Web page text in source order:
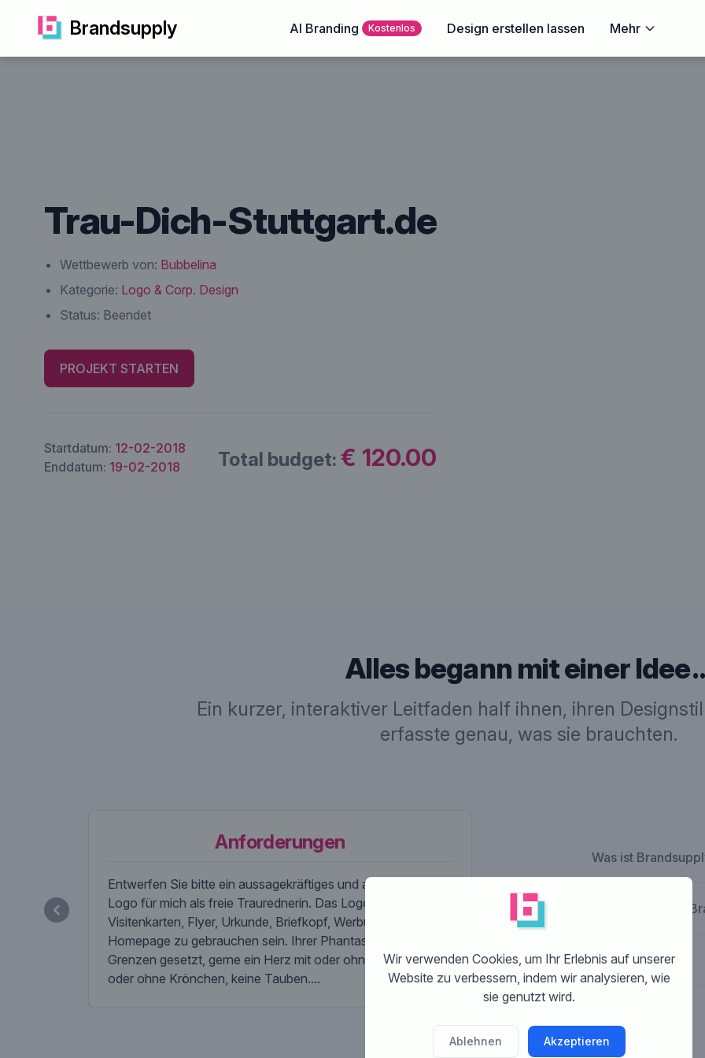
Brandsupply AI Branding Kostenlos Design erstellen lassen Mehr
Trau-Dich-Stuttgart.de
Wettbewerb von: Bubbelina
Kategorie: Logo & Corp. Design
Status: Beendet
PROJEKT STARTEN
Startdatum: 12-02-2018
Enddatum: 19-02-2018 Total budget: € 120.00
Alles begann mit einer Idee
Ein kurzer, interaktiver Leitfaden half ihnen, ihren
erfasste genau, was sie brauchten.
Anforderungen
Entwerfen Sie bitte ein aussagekräftiges und ansprechendes
Logo für mich als freie Traurednerin. Das Logo sollte für
Visitenkarten, Flyer, Urkunde, Briefkopf, Werbung und
Homepage zu gebrauchen sein. Ihrer Phantasie sind keine
Grenzen gesetzt, gerne ein Herz mit oder ohne Ringe, mit
oder ohne Krönchen, keine Tauben....
Was ist
Wie funktioniert
Was kostet das?
Wir verwenden Cookies, um Ihr Erlebnis auf unserer
Website zu verbessern, indem wir analysieren, wie
sie genutzt wird.
Ablehnen Akzeptieren